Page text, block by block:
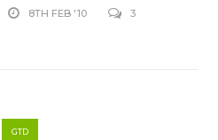
8TH FEB '10 3
GTD